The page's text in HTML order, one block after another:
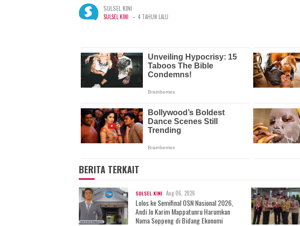
SULSEL KINI
SULSEL KINI - 4 TAHUN LALU
BERITA TERKAIT
SULSEL KINI Aug 06, 2026
Lolos ke Semifinal OSN Nasional 2026,
Andi Jo Karim Mappatunru Harumkan
Nama Soppeng di Bidang Ekonomi